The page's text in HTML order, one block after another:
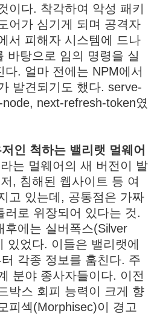
이다. 착각하여 악성 패키
어가 심기게 되며 공격자
서 피해자 시스템에 드나
바탕으로 임의 명령을 실
. 얼마 전에는 NPM에서
발견되기도 했다. serve-
next-refresh-token였
인 척하는 밸리랫 멀웨어
는 멀웨어의 새 버전이 발
, 침해된 웹사이트 등 여
고 있는데, 공통점은 가짜
러로 위장되어 있다는 것.
후에는 실버폭스(Silver
있었다. 이들은 밸리랫에
각종 정보를 훔친다. 주
분야 종사자들이다. 이전
박스 회피 능력이 크게 향
피섹(Morphisec)이 경고